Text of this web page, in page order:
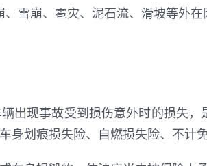
雪崩、雹灾、泥石流、滑坡等外在
出现事故受到损伤意外时的损失
划痕损失险、自燃损失险、不计免